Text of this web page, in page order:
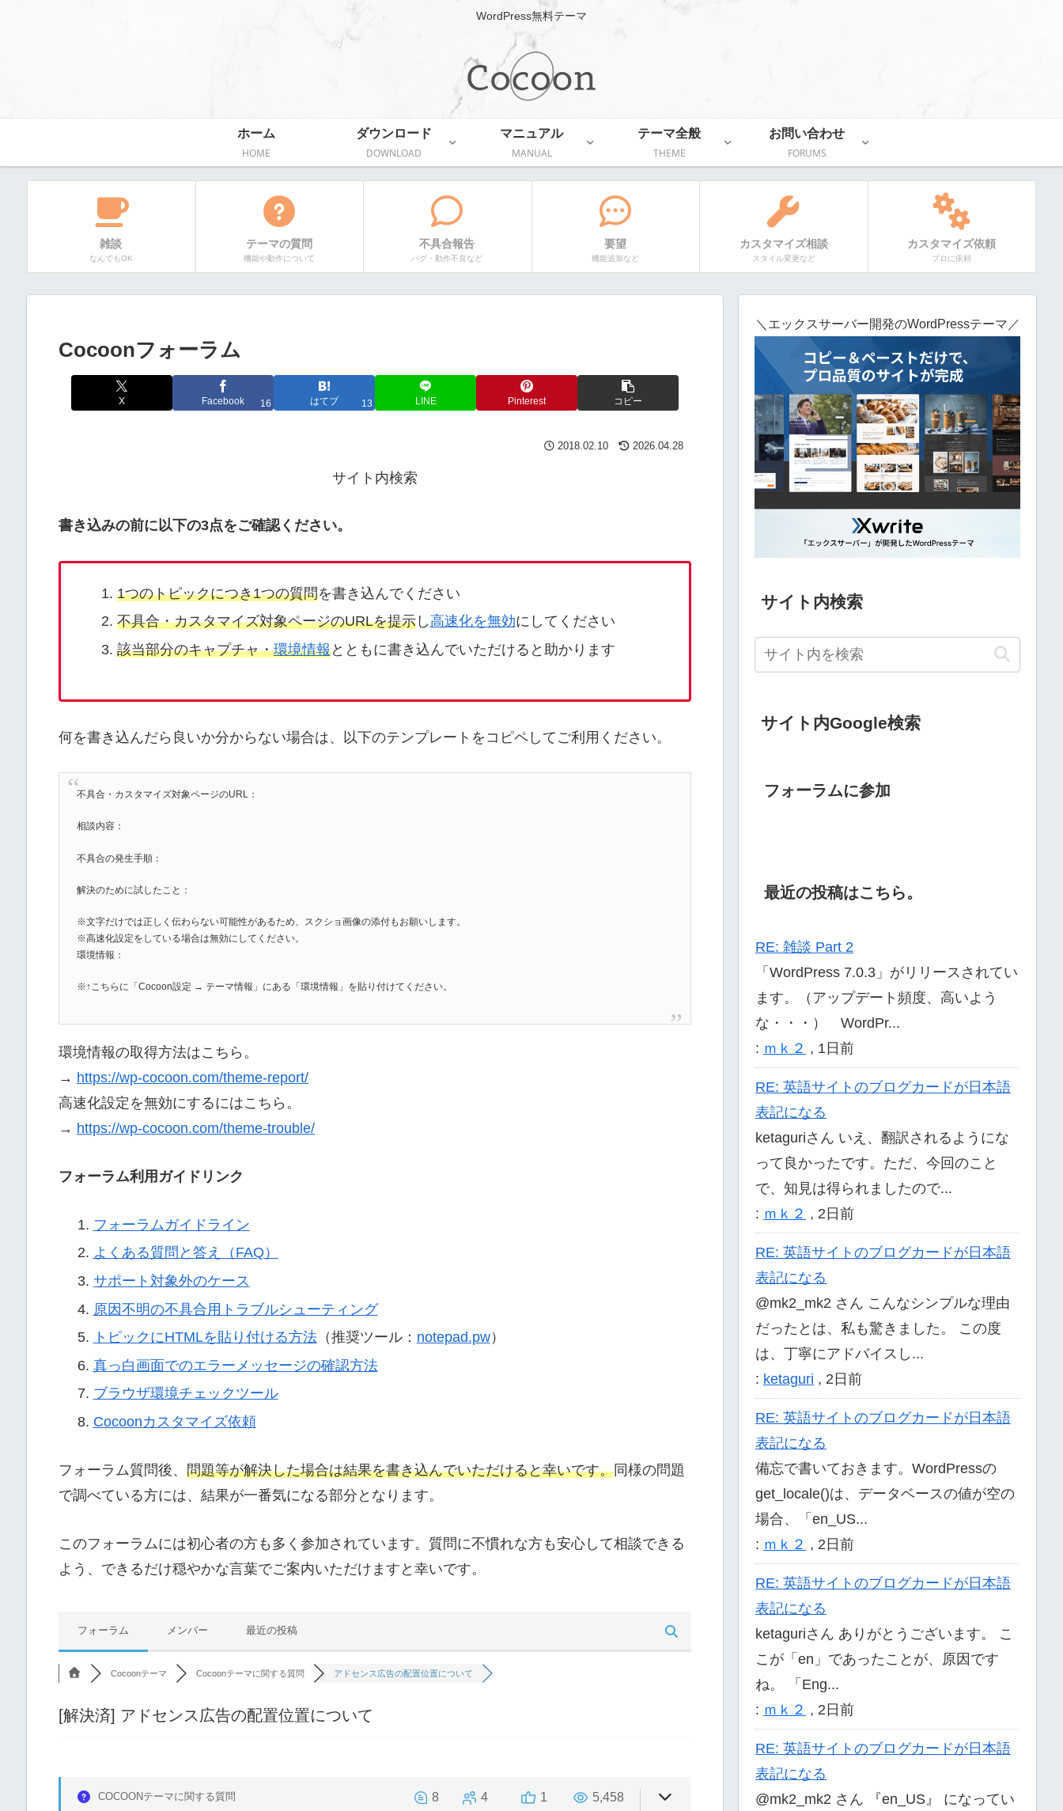
WordPress無料テーマ
ホーム
HOME
ダウンロード
DOWNLOAD
マニュアル
MANUAL
テーマ全般
THEME
お問い合わせ
FORUMS
雑談
なんでもOK
テーマの質問
機能や動作について
不具合報告
バグ・動作不良など
要望
機能追加など
カスタマイズ相談
スタイル変更など
カスタマイズ依頼
プロに依頼
Cocoonフォーラム
X Facebook 16 はてブ 13 LINE Pinterest コピー
2018.02.10 2026.04.28
サイト内検索
書き込みの前に以下の3点をご確認ください。
1つのトピックにつき1つの質問を書き込んでください
不具合・カスタマイズ対象ページのURLを提示し 高速化を無効にしてください
該当部分のキャプチャ・環境情報とともに書き込んでいただけると助かります
何を書き込んだら良いか分からない場合は、以下のテンプレートをコピペしてご利用ください。
不具合・カスタマイズ対象ページのURL：
相談内容：
不具合の発生手順：
解決のために試したこと：
※文字だけでは正しく伝わらない可能性があるため、スクショ画像の添付もお願いします。
※高速化設定をしている場合は無効にしてください。
環境情報：
※↑こちらに「Cocoon設定 → テーマ情報」にある「環境情報」を貼り付けてください。
環境情報の取得方法はこちら。
→ https://wp-cocoon.com/theme-report/
高速化設定を無効にするにはこちら。
→ https://wp-cocoon.com/theme-trouble/
フォーラム利用ガイドリンク
フォーラムガイドライン
よくある質問と答え（FAQ）
サポート対象外のケース
原因不明の不具合用トラブルシューティング
トピックにHTMLを貼り付ける方法（推奨ツール： notepad.pw）
真っ白画面でのエラーメッセージの確認方法
ブラウザ環境チェックツール
Cocoonカスタマイズ依頼
フォーラム質問後、 問題等が解決した場合は結果を書き込んでいただけると幸いです。同様の問題
で調べている方には、結果が一番気になる部分となります。
このフォーラムには初心者の方も多く参加されています。質問に不慣れな方も安心して相談できる
よう、できるだけ穏やかな言葉でご案内いただけますと幸いです。
フォーラム メンバー 最近の投稿
Cocoonテーマ Cocoonテーマに関する質問 アドセンス広告の配置位置について
[解決済] アドセンス広告の配置位置について
COCOONテーマに関する質問
8 4 1 5,458
＼エックスサーバー開発のWordPressテーマ／
サイト内検索
サイト内Google検索
フォーラムに参加
最近の投稿はこちら。
RE: 雑談 Part 2
「WordPress 7.0.3」がリリースされてい
ます。（アップデート頻度、高いよう
な・・・） WordPr...
: ｍｋ２ , 1日前
RE: 英語サイトのブログカードが日本語
表記になる
ketaguriさん いえ、翻訳されるようにな
って良かったです。ただ、今回のこと
で、知見は得られましたので...
: ｍｋ２ , 2日前
RE: 英語サイトのブログカードが日本語
表記になる
@mk2_mk2 さん こんなシンプルな理由
だったとは、私も驚きました。 この度
は、丁寧にアドバイスし...
: ketaguri , 2日前
RE: 英語サイトのブログカードが日本語
表記になる
備忘で書いておきます。WordPressの
get_locale()は、データベースの値が空の
場合、「en_US...
: ｍｋ２ , 2日前
RE: 英語サイトのブログカードが日本語
表記になる
ketaguriさん ありがとうございます。 こ
こが「en」であったことが、原因です
ね。 「Eng...
: ｍｋ２ , 2日前
RE: 英語サイトのブログカードが日本語
表記になる
@mk2_mk2 さん 『en_US』 になってい